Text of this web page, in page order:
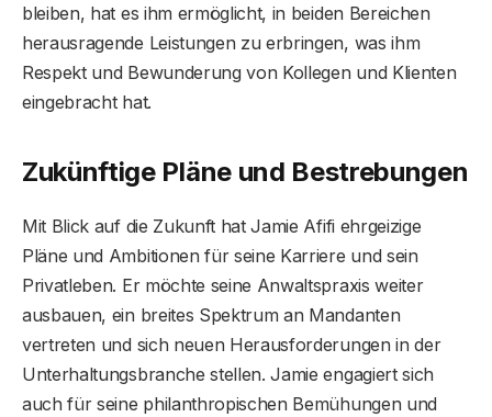
bleiben, hat es ihm ermöglicht, in beiden Bereichen
herausragende Leistungen zu erbringen, was ihm
Respekt und Bewunderung von Kollegen und Klienten
eingebracht hat.
Zukünftige Pläne und Bestrebungen
Mit Blick auf die Zukunft hat Jamie Afifi ehrgeizige
Pläne und Ambitionen für seine Karriere und sein
Privatleben. Er möchte seine Anwaltspraxis weiter
ausbauen, ein breites Spektrum an Mandanten
vertreten und sich neuen Herausforderungen in der
Unterhaltungsbranche stellen. Jamie engagiert sich
auch für seine philanthropischen Bemühungen und